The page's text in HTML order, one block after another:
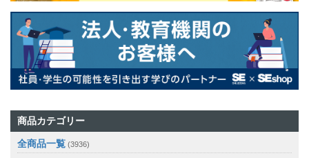
商品カテゴリー
全商品一覧 (3936)